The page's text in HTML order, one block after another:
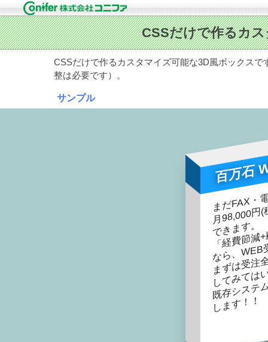
CSSだけで作るカスタマイズ可能な3D風ボックス
整は必要です）。
サンプル
百万石
まだFAX・
月
。